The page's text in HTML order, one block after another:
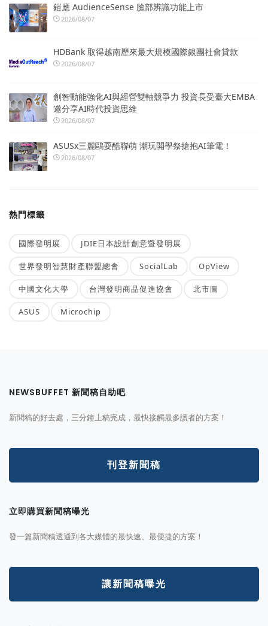
鎧應 AudienceSense 臉部辨識功能上市
2026/08/07
HDBank 取得越南歷來最大規模國際銀團社會貸款
2026/08/07
創智動能強化AI與經營雙軸競爭力 投資長受臺大EMBA
邀分享AI時代投資思維
2026/08/07
ASUSx三麗鷗耍酷聯萌 潮玩開學祭搶抱AI筆電！
2026/08/07
熱門標籤
國際發明展 JDIE日本設計創意暨發明展
世界發明智慧財產聯盟總會 SocialLab OpView
中國文化大學 台灣發明商品促進協會 北市圖
ASUS Microchip
NEWSBUFFET 新聞稿自助吧
新聞稿的好去處，三分鐘上稿完成，最快接觸最多讀者的方案！
刊登新聞稿
立即購買新聞稿曝光
發一篇新聞稿透通到各大媒體的最快速、最便捷的方案！
讓新聞稿曝光